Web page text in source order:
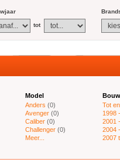
tot
Model
Anders (0)
Avenger (0)
Caliber (0)
Challenger (0)
Meer...
Tot
1998
2001
2004
2007